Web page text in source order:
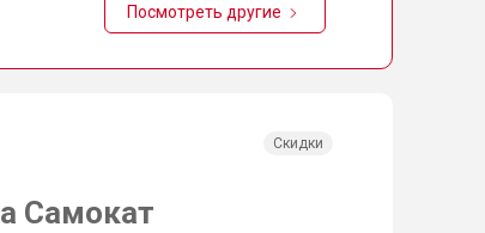
Посмотреть другие
Скидки
Самокат